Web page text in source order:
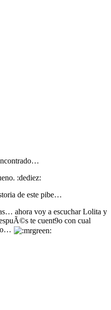
:dediez:
de este pibe…
ahora voy a escuchar Lolita y
te cuent9o con cual